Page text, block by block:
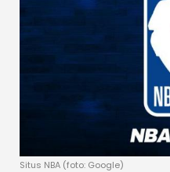
Situs NBA (foto: Google)